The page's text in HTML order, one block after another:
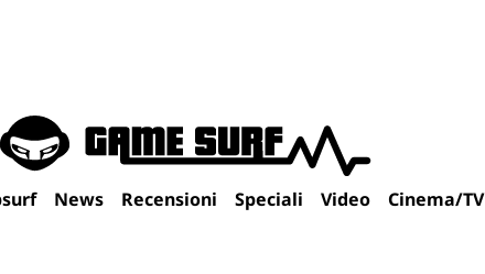
News Recensioni Speciali Video Cinema/TV